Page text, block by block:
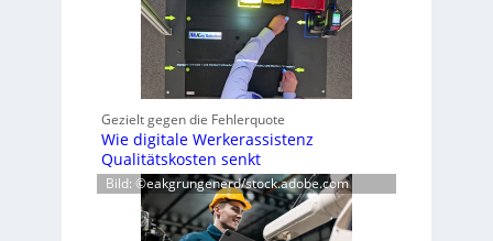
Gezielt gegen die Fehlerquote
Wie digitale Werkerassistenz
Qualitätskosten senkt
Bild: ©eakgrungenerd/stock.adobe.com